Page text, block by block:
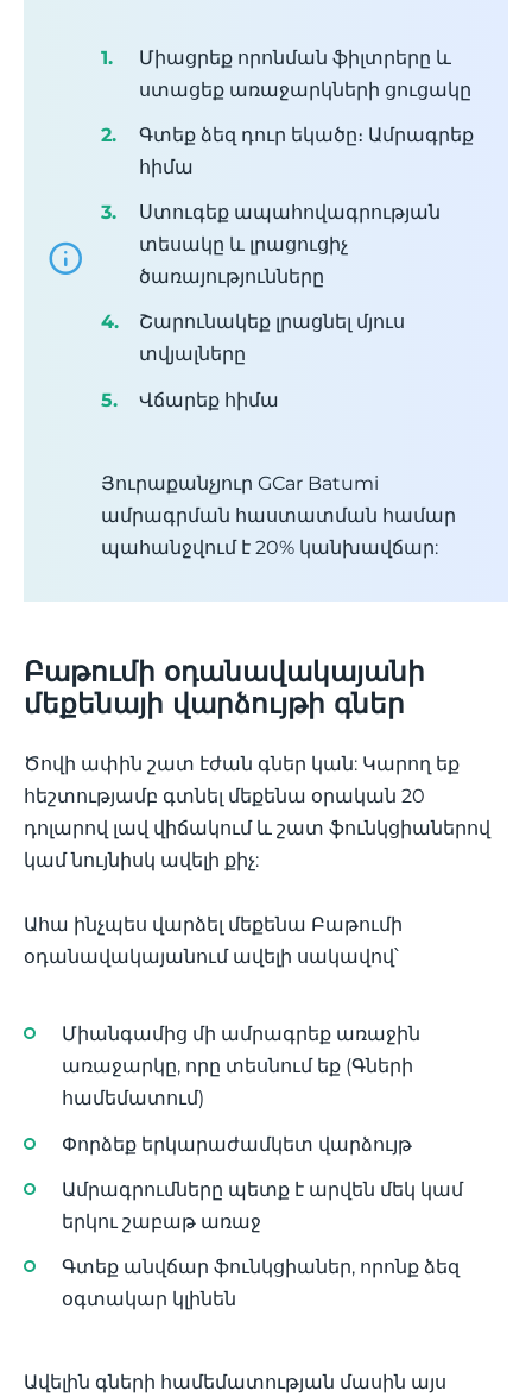
Միացրեք որոնման ֆիլտրերը և
ստացեք առաջարկների ցուցակը
Գտեք ձեզ դուր եկածը։ Ամրագրեք
հիմա
Ստուգեք ապահովագրության
տեսակը և լրացուցիչ
ծառայությունները
Շարունակեք լրացնել մյուս
տվյալները
Վճարեք հիմա
Յուրաքանչյուր GCar Batumi
ամրագրման հաստատման համար
պահանջվում է 20% կանխավճար:
Բաթումի օդանավակայանի
մեքենայի վարձույթի գներ
Ծովի ափին շատ էժան գներ կան: Կարող եք
հեշտությամբ գտնել մեքենա օրական 20
դոլարով լավ վիճակում և շատ ֆունկցիաներով
կամ նույնիսկ ավելի քիչ:
Ահա ինչպես վարձել մեքենա Բաթումի
օդանավակայանում ավելի սակավով՝
Միանգամից մի ամրագրեք առաջին
առաջարկը, որը տեսնում եք (Գների
համեմատում)
Փորձեք երկարաժամկետ վարձույթ
Ամրագրումները պետք է արվեն մեկ կամ
երկու շաբաթ առաջ
Գտեք անվճար ֆունկցիաներ, որոնք ձեզ
օգտակար կլինեն
Ավելին գների համեմատության մասին այս